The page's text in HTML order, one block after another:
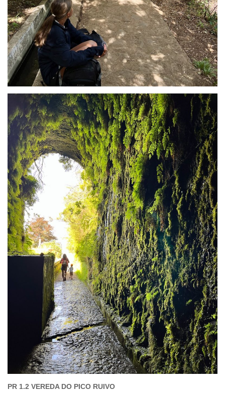
PR 1.2 VEREDA DO PICO RUIVO